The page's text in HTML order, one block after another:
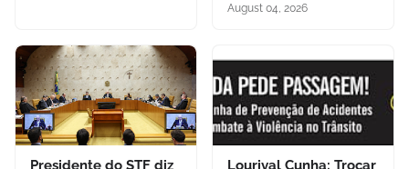
August 04, 2026
Presidente do STF diz Lourival Cunha: Trocar